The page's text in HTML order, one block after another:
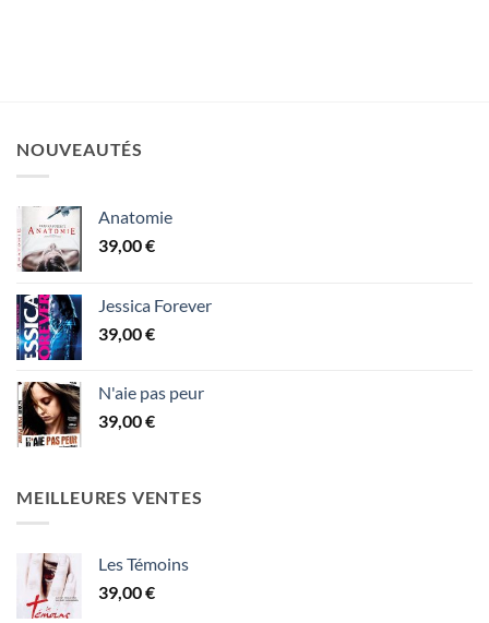
NOUVEAUTÉS
Anatomie
39,00€
Jessica Forever
39,00€
N'aie pas peur
39,00€
MEILLEURES VENTES
Les Témoins
39,00€